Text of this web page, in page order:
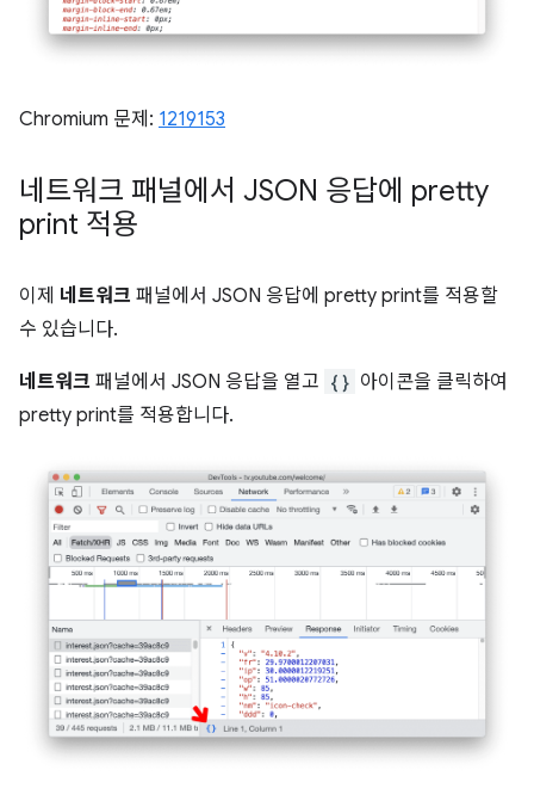
Chromium 문제: 1219153
네트워크 패널에서 JSON 응답에 pretty
print 적용
이제 네트워크 패널에서 JSON 응답에 pretty print를 적용할
수 있습니다.
네트워크 패널에서 JSON 응답을 열고 {} 아이콘을 클릭하여
pretty print를 적용합니다.